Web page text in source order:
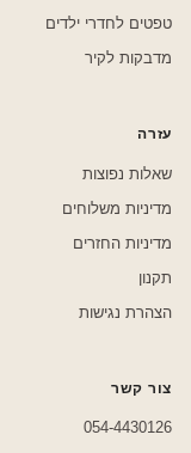
טפטים לחדרי ילדים
מדבקות לקיר
עזרה
שאלות נפוצות
מדיניות משלוחים
מדיניות החזרים
תקנון
הצהרת נגישות
צור קשר
054-4430126